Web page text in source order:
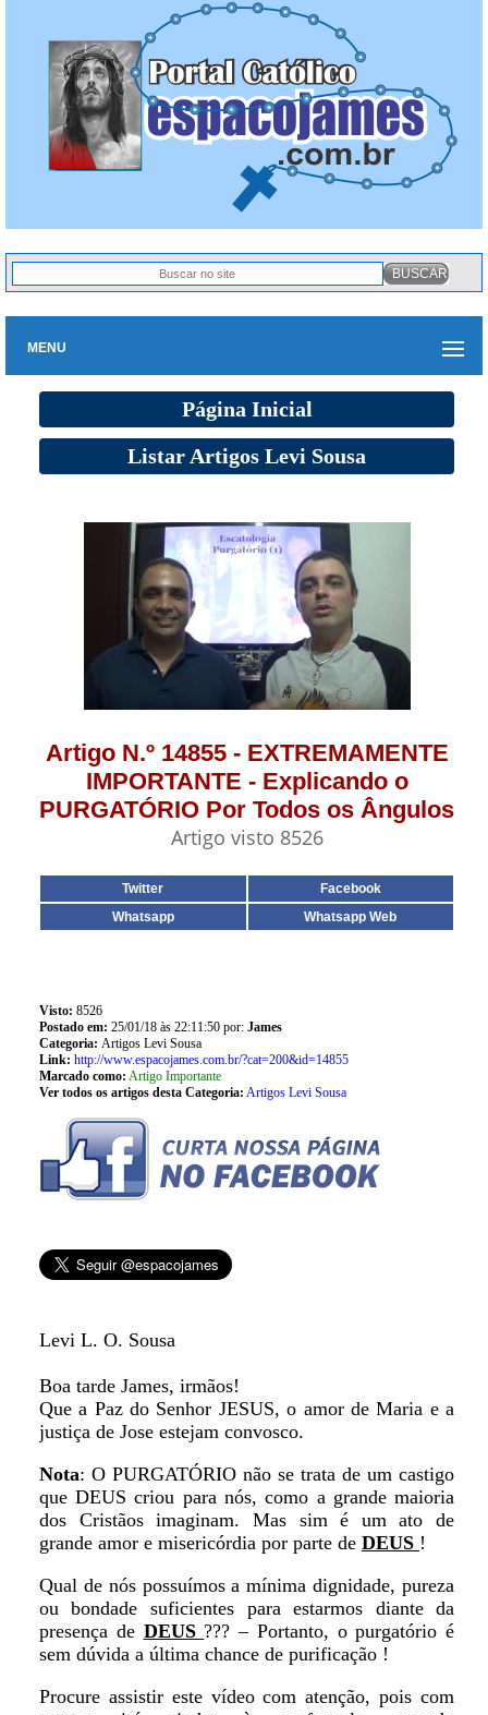
MENU
Página Inicial
Listar Artigos Levi Sousa
Artigo N.º 14855 - EXTREMAMENTE
IMPORTANTE - Explicando o
PURGATÓRIO Por Todos os Ângulos
Artigo visto 8526
Twitter
Facebook
Whatsapp
Whatsapp Web
Visto: 8526
Postado em: 25/01/18 às 22:11:50 por: James
Categoria: Artigos Levi Sousa
Link: http://www.espacojames.com.br/?cat=200&id=14855
Marcado como: Artigo Importante
Ver todos os artigos desta Categoria: Artigos Levi Sousa
Levi L. O. Sousa
Boa tarde James, irmãos!
Que a Paz do Senhor JESUS, o amor de Maria e a
justiça de Jose estejam convosco.
Nota: O PURGATÓRIO não se trata de um castigo
que DEUS criou para nós, como a grande maioria
dos Cristãos imaginam. Mas sim é um ato de
grande amor e misericórdia por parte de DEUS !
Qual de nós possuímos a mínima dignidade, pureza
ou bondade suficientes para estarmos diante da
presença de DEUS ??? – Portanto, o purgatório é
sem dúvida a última chance de purificação !
Procure assistir este vídeo com atenção, pois com